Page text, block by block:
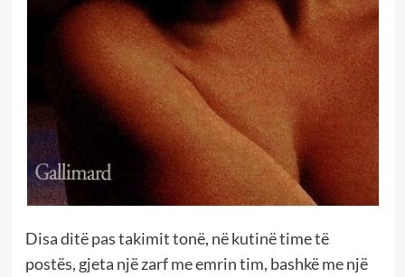
Disa ditë pas takimit tonë, në kutinë time të
postës, gjeta një zarf me emrin tim, bashkë me një